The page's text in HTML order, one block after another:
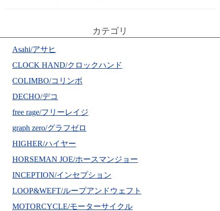
カテゴリ
Asahi/アサヒ
CLOCK HAND/クロックハンド
COLIMBO/コリンボ
DECHO/デコ
free rage/フリーレイジ
graph zero/グラフゼロ
HIGHER/ハイヤー
HORSEMAN JOE/ホースマンジョー
INCEPTION/インセプション
LOOP&WEFT/ループアンドウェフト
MOTORCYCLE/モーターサイクル